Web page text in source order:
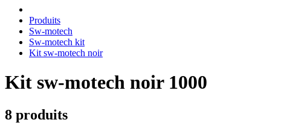
Produits
Sw-motech
Sw-motech kit
Kit sw-motech noir
Kit sw-motech noir 1000
8 produits